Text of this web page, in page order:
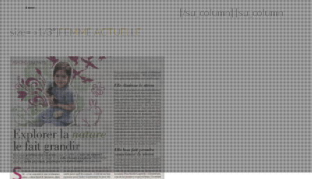
[/su_column] [su_column
size= »1/3″]FEMME ACTUELLE